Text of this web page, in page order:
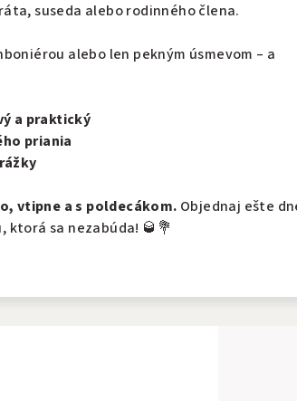
suseda alebo rodinného člena.
alebo len pekným úsmevom – a
a praktický
priania
vtipne a s poldecákom. Objednaj ešte
ktorá sa nezabúda! 🥃💐